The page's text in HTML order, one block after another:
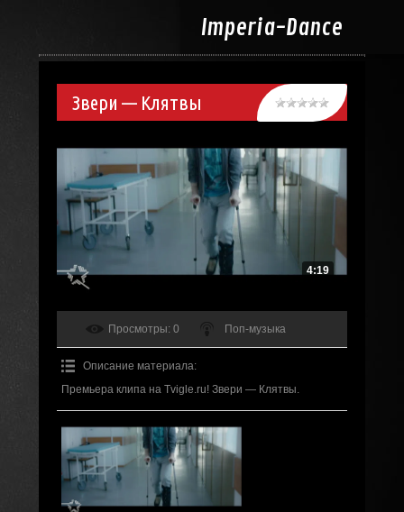
Imperia-Dance
Звери — Клятвы
4:19
Просмотры: 0 Поп-музыка
Описание материала:
Премьера клипа на Tvigle.ru! Звери — Клятвы.